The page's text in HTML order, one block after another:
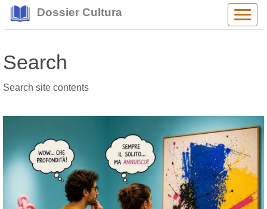
Dossier Cultura
Search
Search site contents